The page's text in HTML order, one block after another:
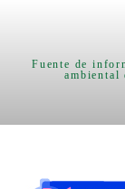
Fuente de
ambiental